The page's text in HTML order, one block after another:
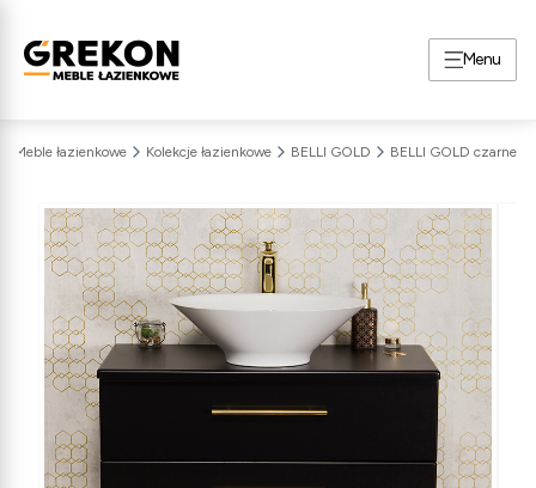
Menu
Meble łazienkowe Kolekcje łazienkowe BELLI GOLD BELLI GOLD czarne